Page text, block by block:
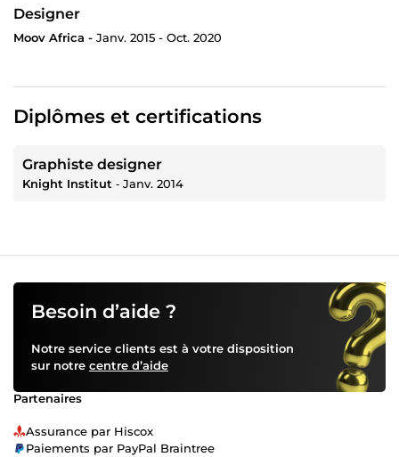
Designer
Moov Africa - Janv. 2015 - Oct. 2020
Diplômes et certifications
Graphiste designer
Knight Institut ‐ Janv. 2014
Besoin d’aide ?
Notre service clients est à votre disposition
sur notre centre d’aide
Partenaires
Assurance par Hiscox
Paiements par PayPal Braintree